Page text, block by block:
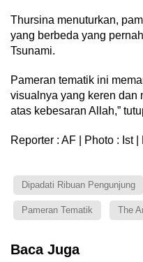
Thursina menuturkan,
yang berbeda yang
Tsunami.
Pameran tematik ini
visualnya yang keren dan
atas kebesaran Allah,”
Reporter : AF | Photo : Ist
Dipadati Ribuan Pengunjung
Pameran Tematik The
Baca Juga